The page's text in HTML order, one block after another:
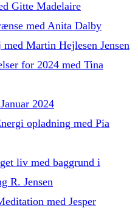
Gitte Madelaire
med Anita Dalby
Martin Hejlesen Jensen
for 2024 med Tina
2024
opladning med Pia
liv med baggrund i
R. Jensen
med Jesper